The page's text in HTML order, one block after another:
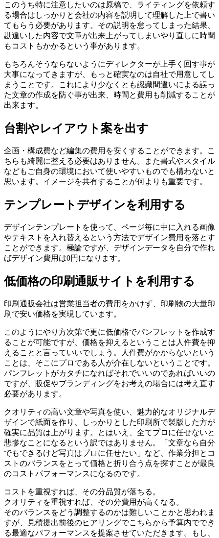
このうち特に注意したいのは原稿で、ライティングを依頼す
る場合はしっかりと会社の内容を説明して理解した上で書い
てもらう必要があります。その説明を怠ってしまった結果、
勘違いした内容で文章が出来上がってしまいやり直しに時間
もコストもかかるという事があります。
もちろんそうならないようにディレクターが上手く回す事が
大事になってきますが、もっと確実なのは自社で用意してし
まうことです。これにより少なくとも認識間違いによる誤っ
た文章の作成を防ぐ事が出来、時間と費用も削減することが
出来ます。
台割やレイアウト案を出す
企画・構成費など編集の費用を安くすることができます。こ
ちらも綺麗に整える必要はありません。また書式やスタイル
などもご自身の環境において使いやすいものでも構わないと
思います。イメージを共有することが何よりも重要です。
テンプレートデザインを利用する
デザインテンプレートを使って、ページ毎に中に入れる画像
やテキストを入れ替えるという方法でデザイン費用を落とす
ことができます。極論ですが、デザインデータを自分で作れ
ばデザイン費用は0円になります。
低価格の印刷通販サイトを利用する
印刷通販会社は営業担当者の費用をかけず、印刷物の大量印
刷で安い価格を実現しています。
このようにやり方次第で更に低価格でパンフレットを作成す
ることが可能ですが、価格を抑えるということは人件費を抑
えることと言っていいでしょう。人件費がかからないという
ことは、そこにプロである人が介在しないということです。
パンフレットがカタチになればそれでいいのであればいいの
ですが、販促やブランディングをお考えの場合には考え直す
必要があります。
クオリティの高い文章や写真を使い、魅力的なオリジナルデ
ザインで紙面を作り、しっかりとした印刷所で製版した方が
確実に品質は上がります。とはいえ、全てプロに任せないと
悲惨なことになるという訳ではありません。「文章なら自分
でもできるけど写真はプロに任せたい」など、 作業分担とコ
ストのバランスをとって価格と折り合う点を探すことが最良
のコストパフォーマンスになるのです。
コストを重視すれば、その分品質が落ちる。
クオリティを重視すれば、その分費用が高くなる。
そのバランスをどう調整するのかは難しいことかと思われま
すが、見積提出前後のヒアリングでこちらから予算内ででき
る最適なパフォーマンスを提案させていただきます。もし、